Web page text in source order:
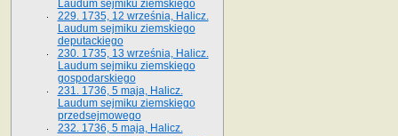
Laudum sejmiku ziemskiego
229. 1735, 12 września, Halicz.
Laudum sejmiku ziemskiego
deputackiego
230. 1735, 13 września, Halicz.
Laudum sejmiku ziemskiego
gospodarskiego
231. 1736, 5 maja, Halicz.
Laudum sejmiku ziemskiego
przedsejmowego
232. 1736, 5 maja, Halicz.